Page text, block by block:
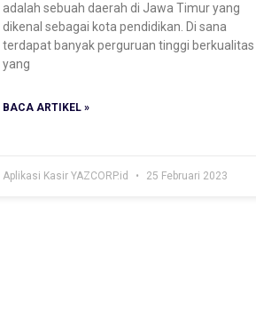
adalah sebuah daerah di Jawa Timur yang
dikenal sebagai kota pendidikan. Di sana
terdapat banyak perguruan tinggi berkualitas
yang
BACA ARTIKEL »
Aplikasi Kasir YAZCORP.id 25 Februari 2023